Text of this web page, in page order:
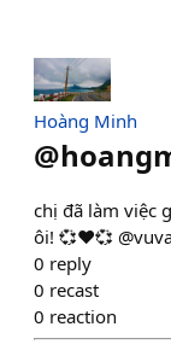
Hoàng Minh
@
chị đã làm việc
ôi! 💞❤️💞
0 reply
0 recast
0 reaction